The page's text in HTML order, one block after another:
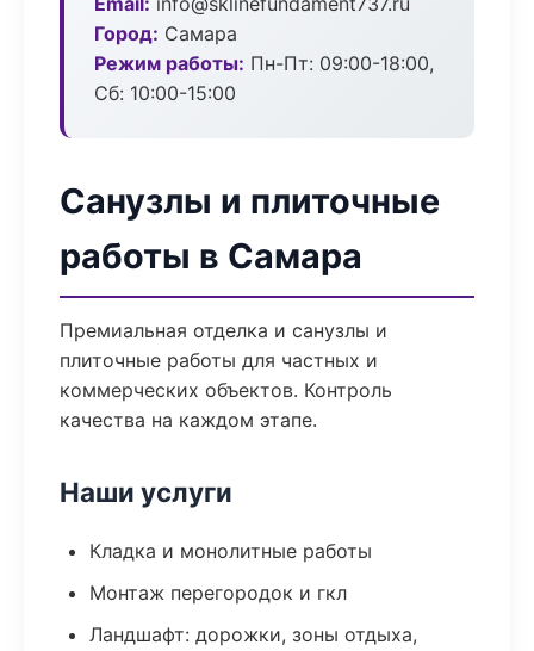
Город: Самара
Режим работы: Пн-Пт: 09:00-18:00,
Сб: 10:00-15:00
Санузлы и плиточные
работы в Самара
Премиальная отделка и санузлы и
плиточные работы для частных и
коммерческих объектов. Контроль
качества на каждом этапе.
Наши услуги
Кладка и монолитные работы
Монтаж перегородок и гкл
Ландшафт: дорожки, зоны отдыха,